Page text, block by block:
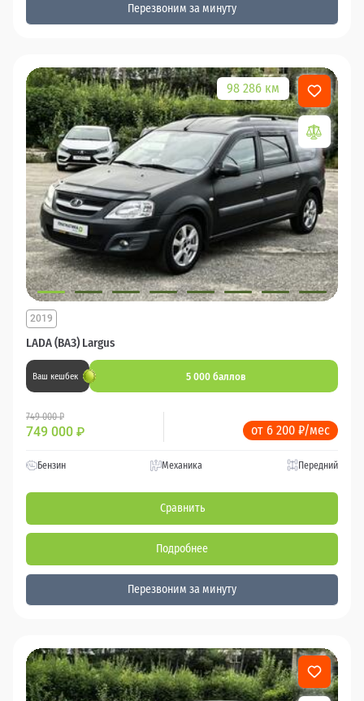
Перезвоним за минуту
98 286 км
LADA (ВАЗ) Largus
2019
Ваш кешбек 5 000 баллов
749 000 ₽
749 000 ₽ от 6 200 ₽/мес
Бензин Механика Передний
Сравнить
Подробнее
Перезвоним за минуту